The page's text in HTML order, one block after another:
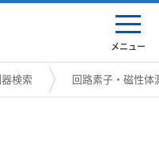
メニュー
器検索 回路素子・磁性体